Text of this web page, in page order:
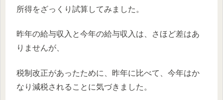
所得をざっくり試算してみました。
昨年の給与収入と今年の給与収入は、さほど差はあ
りませんが、
税制改正があったために、昨年に比べて、今年はか
なり減税されることに気づきました。